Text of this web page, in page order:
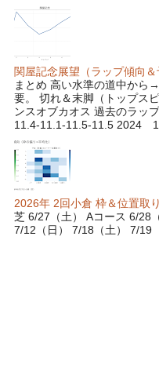
関屋記念展望（ラップ傾向
まとめ 高い水準の道中から
要。 切れ＆末脚（トップス
ンスオブカオス 過去のラ
11.4-11.1-11.5-11.5 2024
2026年 2回小倉 枠＆位置取
芝 6/27（土） Aコース 6/28
7/12（日） 7/18（土） 7/19